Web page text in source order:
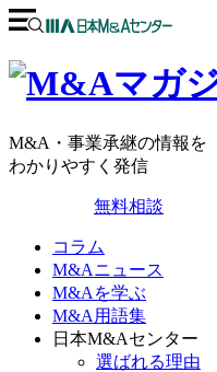
M&A・事業承継の情報を
わかりやすく発信
無料相談
コラム
M&Aニュース
M&Aを学ぶ
M&A用語集
日本M&Aセンター
選ばれる理由